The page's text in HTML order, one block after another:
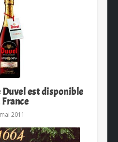
Duvel est disponible
France
2011